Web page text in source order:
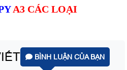
A3 CÁC LOẠI
BÌNH LUẬN CỦA BẠN